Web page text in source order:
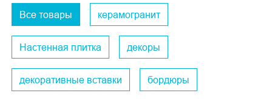
Все товары керамогранит
Настенная плитка декоры
декоративные вставки бордюры